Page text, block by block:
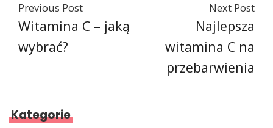
Previous Post
Witamina C – jaką
wybrać?
Next Post
Najlepsza
witamina C na
przebarwienia
Kategorie